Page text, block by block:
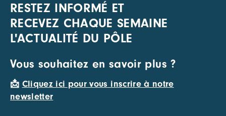
RESTEZ INFORMÉ ET
RECEVEZ CHAQUE SEMAINE
L'ACTUALITÉ DU PÔLE
Vous souhaitez en savoir plus ?
📩 Cliquez ici pour vous inscrire à notre
newsletter